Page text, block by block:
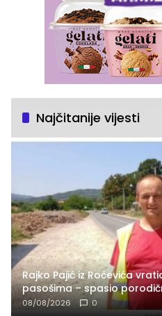
Najčitanije vijesti
Rajko Pajić iz Roćevića
pasošima – spasio
08/08/2026 0